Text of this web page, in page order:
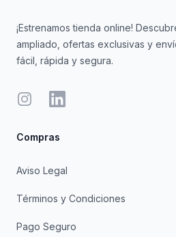
¡Estrenamos tienda online!
ampliado, ofertas exclusivas y
fácil, rápida y segura.
InstagramLinkedIn
Compras
Aviso Legal
Términos y Condiciones
Pago Seguro